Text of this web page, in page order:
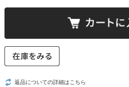
返品についての詳細はこちら